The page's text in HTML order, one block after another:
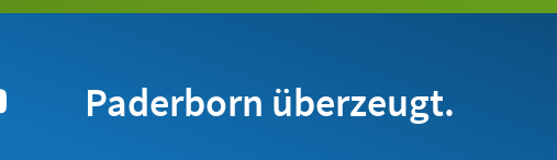
Paderborn überzeugt.